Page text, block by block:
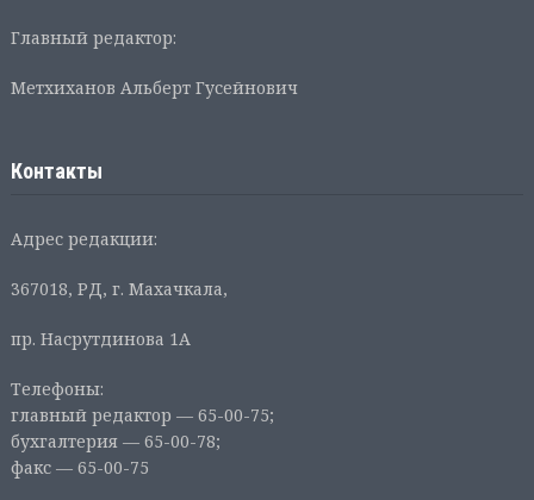
Главный редактор:
Метхиханов Альберт Гусейнович
Контакты
Адрес редакции:
367018, РД, г. Махачкала,
пр. Насрутдинова 1А
Телефоны:
главный редактор — 65-00-75;
бухгалтерия — 65-00-78;
факс — 65-00-75